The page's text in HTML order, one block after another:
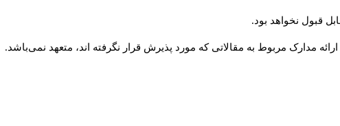
قبول نخواهد بود.
مدارک مربوط به مقالاتی که مورد پذیرش قرار نگرفته اند، متعهد نمی‌باشد.